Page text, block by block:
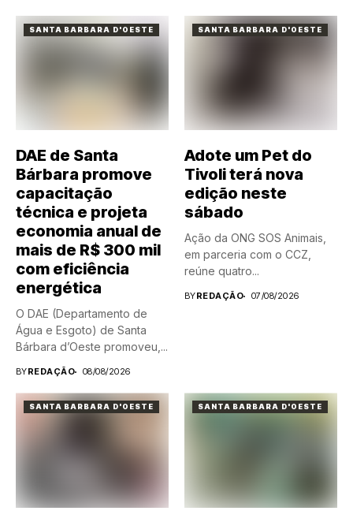
SANTA BARBARA D'OESTE
DAE de Santa
Bárbara promove
capacitação
técnica e projeta
economia anual de
mais de R$ 300 mil
com eficiência
energética
O DAE (Departamento de
Água e Esgoto) de Santa
Bárbara d’Oeste promoveu,...
BYREDAÇÃO 08/08/2026
SANTA BARBARA D'OESTE
Adote um Pet do
Tivoli terá nova
edição neste
sábado
Ação da ONG SOS Animais,
em parceria com o CCZ,
reúne quatro...
BYREDAÇÃO 07/08/2026
SANTA BARBARA D'OESTE SANTA BARBARA D'OESTE